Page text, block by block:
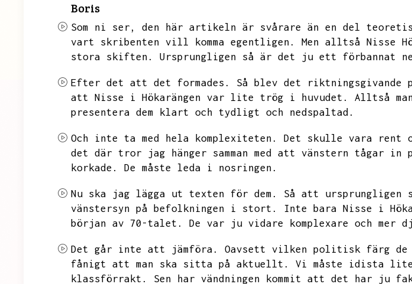
Boris
Som ni ser, den här artikeln är svårare än en del
vart skribenten vill komma egentligen.
Men alltså Nisse
stora skiften.
Ursprungligen så är det ju ett förbannat
Efter det att det formades. Så blev det riktningsgivande
att Nisse i Hökarängen var lite trög i huvudet.
Alltså
presentera dem klart och tydligt och nedspaltad.
Och inte ta med hela komplexiteten. Det skulle vara rent
det där tror jag hänger samman med att vänstern tågar
korkade.
De måste leda i nosringen.
Nu ska jag lägga ut texten för dem.
Så att
vänstersyn på befolkningen i stort.
Inte bara Nisse i
början av 70-talet.
De var ju vidare komplexare och mer
Det går inte att jämföra. Oavsett vilken politisk färg de
fånigt att man ska sitta på aktuellt.
Vi måste idista lite
klassförrakt.
Sen har vändningen kommit att det har ju